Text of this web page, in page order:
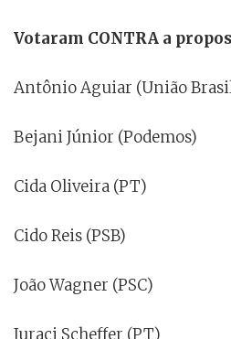
Votaram CONTRA a
Antônio Aguiar (União
Bejani Júnior (Podemos)
Cida Oliveira (PT)
Cido Reis (PSB)
João Wagner (PSC)
Juraci Scheffer (PT)